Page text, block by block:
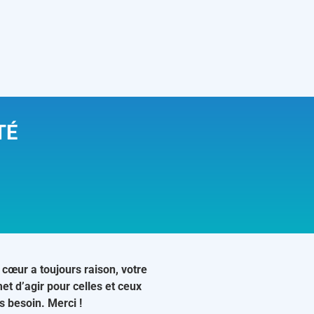
cœur a toujours raison, votre
d’agir pour celles et ceux
besoin. Merci !